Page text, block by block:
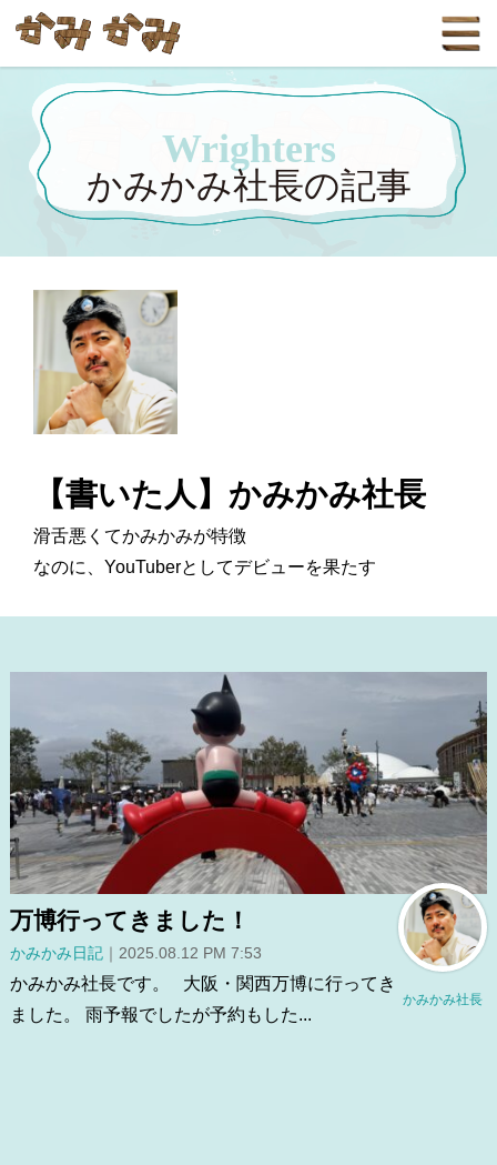
Wrighters
かみかみ社長の記事
【書いた人】かみかみ社長
滑舌悪くてかみかみが特徴
なのに、YouTuberとしてデビューを果たす
万博行ってきました！
かみかみ日記｜2025.08.12 PM 7:53
かみかみ社長です。 大阪・関西万博に行ってき
ました。 雨予報でしたが予約もした...
かみかみ社長